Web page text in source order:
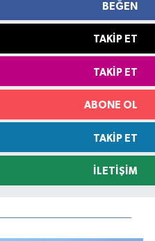
BEĞEN
TAKIP ET
TAKIP ET
ABONE OL
TAKIP ET
İLETIŞIM